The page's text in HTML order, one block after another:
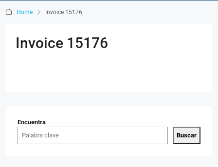
Home Invoice 15176
Invoice 15176
Encuentra
Buscar